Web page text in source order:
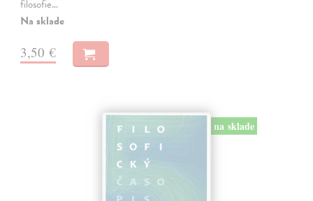
filosofie…
Na sklade
3,50 €
na sklade